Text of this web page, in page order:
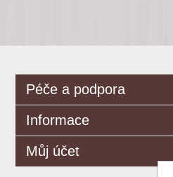
Péče a podpora
Informace
Můj účet